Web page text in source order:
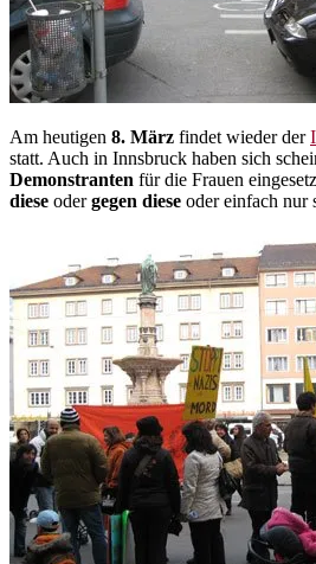
Am heutigen 8. März findet wieder der
statt. Auch in Innsbruck haben sich
Demonstranten für die Frauen
diese odergegen diese oder einfach